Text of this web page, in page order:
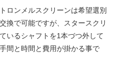
ロンメルスクリーンは希望選別
換で可能ですが、スタースクリ
いるシャフトを1本づつ外して
間と時間と費用が掛かる事で